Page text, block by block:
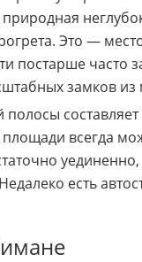
Это —
постарше часто
замков из
составляет
площади всегда
есть